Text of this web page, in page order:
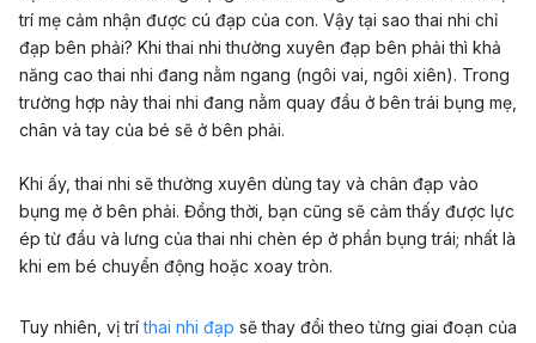
trí mẹ cảm nhận được cú đạp của con. Vậy tại sao thai nhi chỉ
đạp bên phải? Khi thai nhi thường xuyên đạp bên phải thì khả
năng caothai nhi đang nằm ngang (ngôi vai, ngôi xiên). Trong
trường hợp này thai nhi đang nằm quay đầu ở bên trái bụng mẹ,
chân và tay của bé sẽ ở bên phải.
Khi ấy, thai nhi sẽ thường xuyên dùng tay và chân đạp vào
bụng mẹ ở bên phải. Đồng thời, bạn cũng sẽ cảm thấy được lực
ép từ đầu và lưng của thai nhi chèn ép ở phần bụng trái; nhất là
khi em bé chuyển động hoặc xoay tròn.
Tuy nhiên, vị tríthai nhi đạp sẽ thay đổi theo từng giai đoạn của